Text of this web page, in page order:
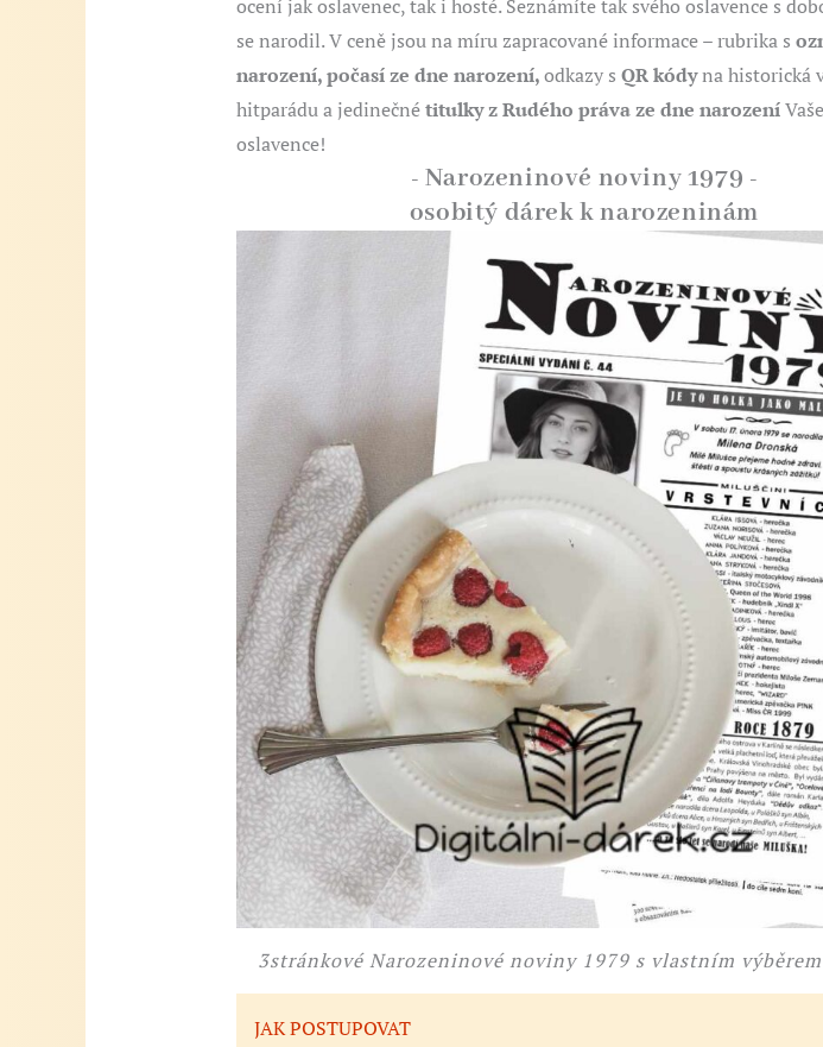
ocení jak oslavenec, tak i hosté. Seznámíte tak svého oslavence s
se narodil. V ceně jsou na míru zapracované informace–rubrika s
narození, počasí ze dne narození,odkazy s QR kódyna historická
hitparádu a jedinečnétitulky z Rudého práva ze dne narození
oslavence!
- Narozeninové noviny 1979 -
osobitý dárek k narozeninám
3stránkové Narozeninové noviny 1979 s vlastním
JAK POSTUPOVAT